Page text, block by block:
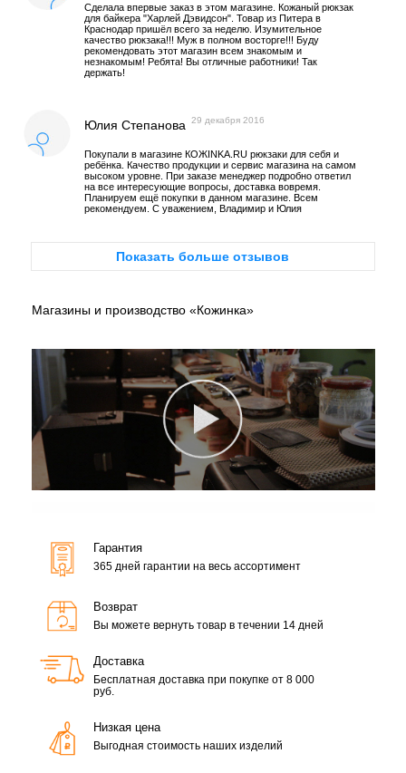
Сделала впервые заказ в этом магазине. Кожаный рюкзак
для байкера "Харлей Дэвидсон". Товар из Питера в
Краснодар пришёл всего за неделю. Изумительное
качество рюкзака!!! Муж в полном восторге!!! Буду
рекомендовать этот магазин всем знакомым и
незнакомым! Ребята! Вы отличные работники! Так
держать!
Юлия Степанова 29 декабря 2016
Покупали в магазине КОЖINKA.RU рюкзаки для себя и
ребёнка. Качество продукции и сервис магазина на самом
высоком уровне. При заказе менеджер подробно ответил
на все интересующие вопросы, доставка вовремя.
Планируем ещё покупки в данном магазине. Всем
рекомендуем. С уважением, Владимир и Юлия
Показать больше отзывов
Магазины и производство «Кожинка»
Гарантия
365 дней гарантии на весь ассортимент
Возврат
Вы можете вернуть товар в течении 14 дней
Доставка
Бесплатная доставка при покупке от 8 000
руб.
Низкая цена
Выгодная стоимость наших изделий